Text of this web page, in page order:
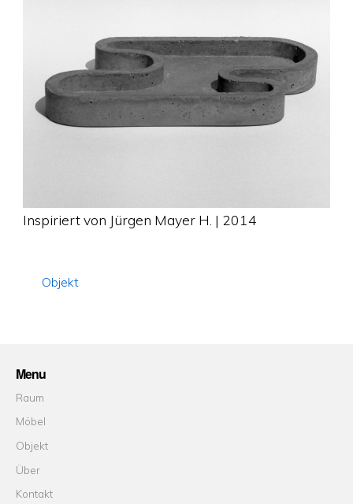
Inspiriert von Jürgen Mayer H. | 2014
Objekt
Menu
Raum
Möbel
Objekt
Über
Kontakt